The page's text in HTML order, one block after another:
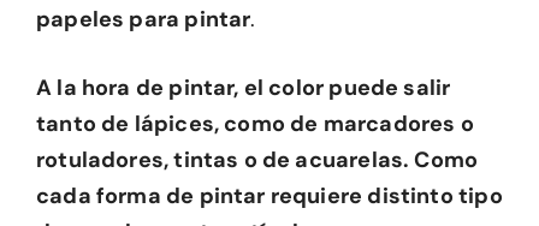
papeles para pintar.
A la hora de pintar, el color puede salir
tanto de lápices, como de marcadores o
rotuladores, tintas o de acuarelas. Como
cada forma de pintar requiere distinto tipo